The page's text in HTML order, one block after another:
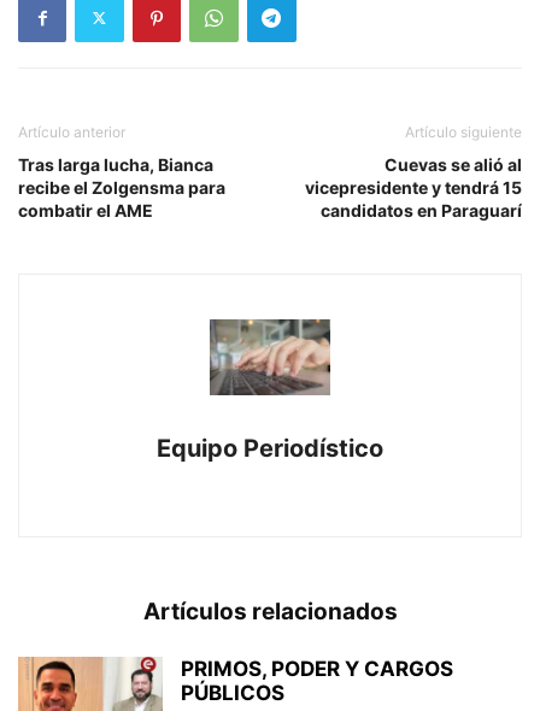
Artículo anterior
Tras larga lucha, Bianca
recibe el Zolgensma para
combatir el AME
Artículo siguiente
Cuevas se alió al
vicepresidente y tendrá 15
candidatos en Paraguarí
Equipo Periodístico
Artículos relacionados
PRIMOS, PODER Y CARGOS
PÚBLICOS